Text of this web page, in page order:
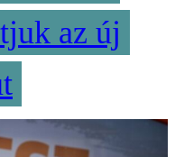
az új